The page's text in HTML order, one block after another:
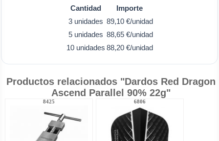
Cantidad
Importe
3 unidades 89,10 €/unidad
5 unidades 88,65 €/unidad
10 unidades 88,20 €/unidad
Productos relacionados "Dardos Red Dragon
Ascend Parallel 90% 22g"
8425 6806